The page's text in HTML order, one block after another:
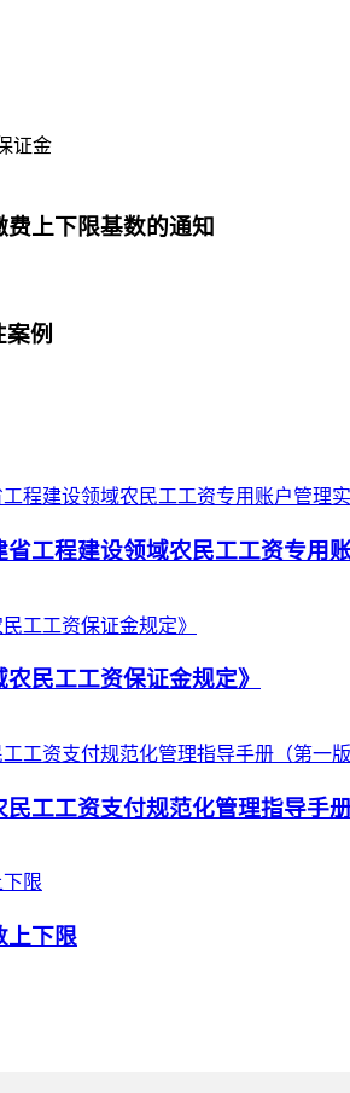
上下限基数的通知
例
工程建设领域农民工工资专用
民工工资保证金规定》
工工资支付规范化管理指导手册
上下限